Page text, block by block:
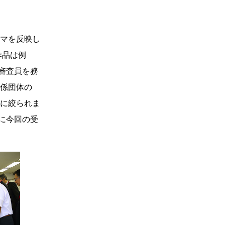
を反映し
は例
査員を務
団体の
絞られま
今回の受